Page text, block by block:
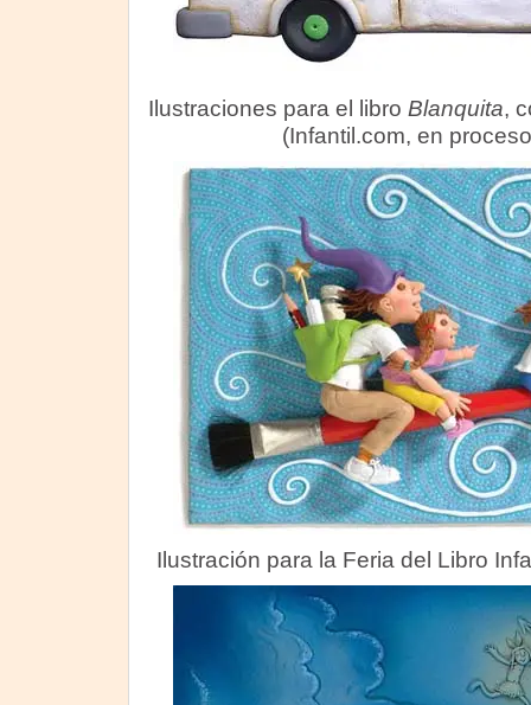
Ilustraciones para el libro Blanquita,
(Infantil.com, en
Ilustración para la Feria del Libro